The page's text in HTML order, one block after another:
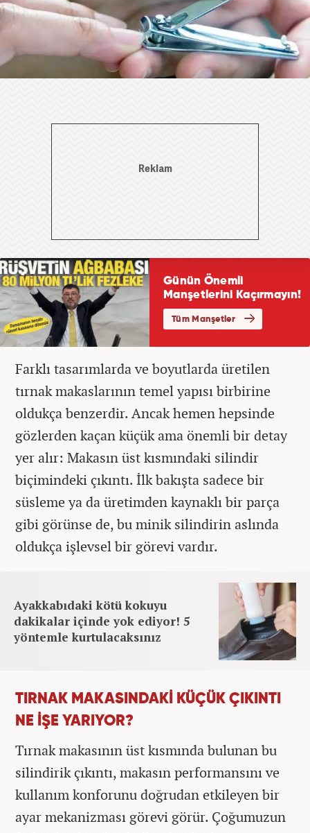
Farklı tasarımlarda ve boyutlarda üretilen
tırnak makaslarının temel yapısı birbirine
oldukça benzerdir. Ancak hemen hepsinde
gözlerden kaçan küçük ama önemli bir detay
yer alır: Makasın üst kısmındaki silindir
biçimindeki çıkıntı. İlk bakışta sadece bir
süsleme ya da üretimden kaynaklı bir parça
gibi görünse de, bu minik silindirin aslında
oldukça işlevsel bir görevi vardır.
Ayakkabıdaki kötü kokuyu
dakikalar içinde yok ediyor! 5
yöntemle kurtulacaksınız
TIRNAK MAKASINDAKİ KÜÇÜK ÇIKINTI
NE İŞE YARIYOR?
Tırnak makasının üst kısmında bulunan bu
silindirik çıkıntı, makasın performansını ve
kullanım konforunu doğrudan etkileyen bir
ayar mekanizması görevi görür. Çoğumuzun